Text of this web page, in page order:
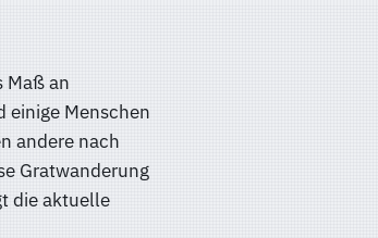
Maß an
Menschen
andere nach
Gratwanderung
die aktuelle